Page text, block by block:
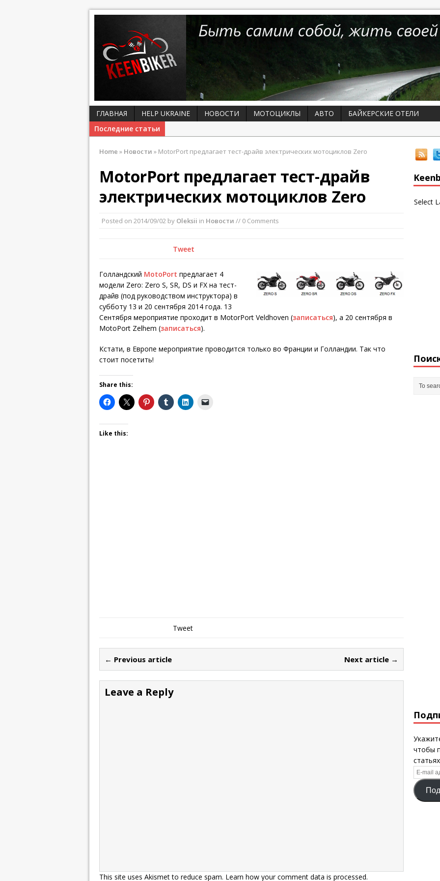
ГЛАВНАЯ HELP UKRAINE НОВОСТИ МОТОЦИКЛЫ АВТО
БАЙКЕРСКИЕ ОТЕЛИ
Последние статьи
Home » Новости » MotorPort предлагает тест-драйв электрических мотоциклов Zero
MotorPort предлагает тест-драйв
электрических мотоциклов Zero
Posted on 2014/09/02 by Oleksii in Новости // 0 Comments
Tweet
Голландский MotoPort предлагает 4
модели Zero: Zero S, SR, DS и FX на тест-
драйв (под руководством инструктора) в
субботу 13 и 20 сентября 2014 года. 13
Сентября мероприятие проходит в MotorPort Veldhoven (записаться), а 20 сентября в
MotoPort Zelhem (записаться).
Кстати, в Европе мероприятие проводится только во Франции и Голландии. Так что
стоит посетить!
Share this:
Like this:
Tweet
← Previous article Next article →
Leave a Reply
This site uses Akismet to reduce spam. Learn how your comment data is processed.
Select
чтобы
E-
mail
адрес